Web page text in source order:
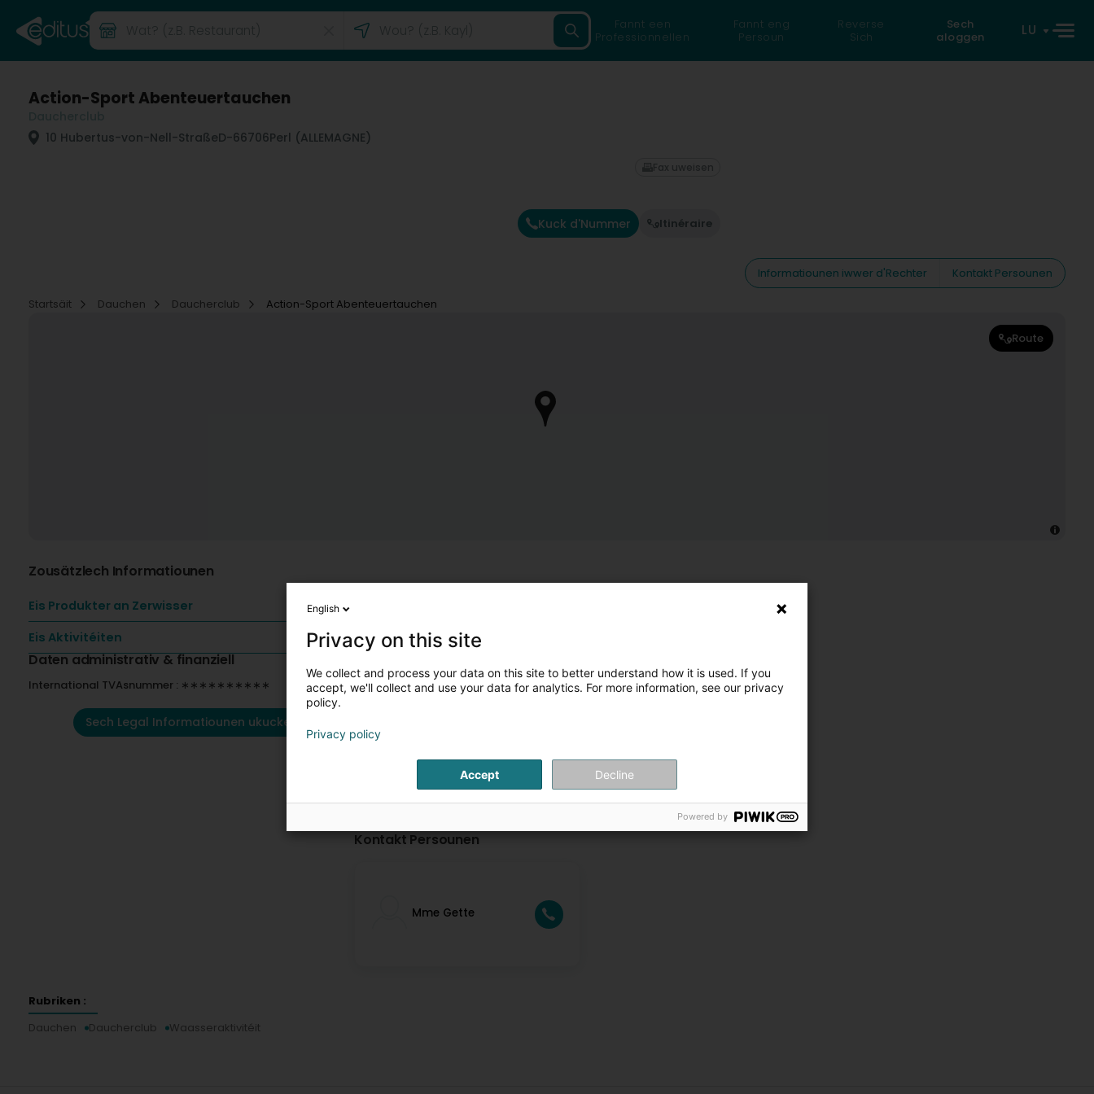
Fannt een
Professionnellen
Fannt eng
Persoun
Reverse
Sich
Sech
aloggen
LU
Action-Sport Abenteuertauchen
10 Hubertus-von-Nell-StraßeD-66706Perl (ALLEMAGNE)
Kuck d'Nummer Itinéraire
Fax uweisen
Informatiounen iwwer d'Rechter
Kontakt Persounen
Startsäit
Dauchen Daucherclub Action-Sport Abenteuertauchen
Route
Zousätzlech Informatiounen
Eis Produkter an Zerwisser
Eis Aktivitéiten
Daten administrativ & finanziell
International TVAsnummer : ∗∗∗∗∗∗∗∗∗∗
Sech Legal Informatiounen ukucken
Kontakt Persounen
Mme Gette
Rubriken :
Dauchen
Daucherclub Waasseraktivitéit
English
Privacy on this site
We collect and process your data on this site to better understand how it is used. If you
accept, we'll collect and use your data for analytics. For more information, see our privacy
policy.
Privacy policy
Accept Decline
Powered by